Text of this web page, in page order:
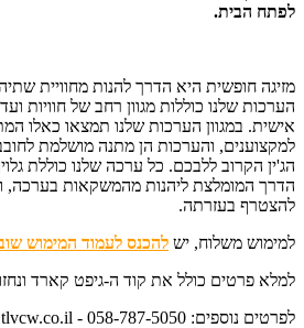
לפתח הבית.
מזיגה חופשית היא הדרך להנות מחוויית
הערכות שלנו כוללות מגוון רחב של חוויות
אישית. במגוון הערכות שלנו תמצאו כאלו
למקצוענים, והערכות הן מתנה מושלמת
הג'ין הקרוב ללבכם. כל ערכה שלנו כוללת
הדרך המומלצת ליהנות מהמשקאות בערכה,
להצטרף בעזרתה.
למימוש משלוח, יש להכנס לעמוד המימוש
למלא פרטים כולל את קוד ה-גיפט קארד
לפרטים נוספים:
- 058-787-5050.